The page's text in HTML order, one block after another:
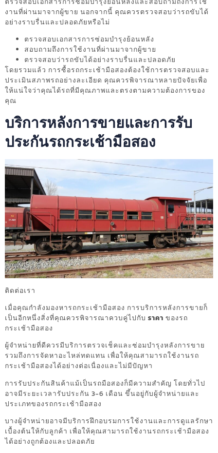
งานที่ผ่านมาจากผู้ขาย นอกจากนี้ คุณควรตรวจสอบว่ารถขับได้
อย่างราบรื่นและปลอดภัยหรือไม่
ตรวจสอบเอกสารการซ่อมบำรุงย้อนหลัง
สอบถามถึงการใช้งานที่ผ่านมาจากผู้ขาย
ตรวจสอบว่ารถขับได้อย่างราบรื่นและปลอดภัย
โดยรวมแล้ว การซื้อรถกระเช้ามือสองต้องใช้การตรวจสอบและ
ประเมินสภาพรถอย่างละเอียด คุณควรพิจารณาหลายปัจจัยเพื่อ
ให้แน่ใจว่าคุณได้รถที่มีคุณภาพและตรงตามความต้องการของ
คุณ
บริการหลังการขายและการรับ
ประกันรถกระเช้ามือสอง
ติดต่อเรา
เมื่อคุณกำลังมองหารถกระเช้ามือสอง การบริการหลังการขายก็
เป็นอีกหนึ่งสิ่งที่คุณควรพิจารณาควบคู่ไปกับ ราคา ของรถ
กระเช้ามือสอง
ผู้จำหน่ายที่ดีควรมีบริการตรวจเช็คและซ่อมบำรุงหลังการขาย
รวมถึงการจัดหาอะไหล่ทดแทน เพื่อให้คุณสามารถใช้งานรถ
กระเช้ามือสองได้อย่างต่อเนื่องและไม่มีปัญหา
การรับประกันสินค้าแม้เป็นรถมือสองก็มีความสำคัญ โดยทั่วไป
อาจมีระยะเวลารับประกัน 3-6 เดือน ขึ้นอยู่กับผู้จำหน่ายและ
ประเภทของรถกระเช้ามือสอง
บางผู้จำหน่ายอาจมีบริการฝึกอบรมการใช้งานและการดูแลรักษา
เบื้องต้นให้กับลูกค้า เพื่อให้คุณสามารถใช้งานรถกระเช้ามือสอง
ได้อย่างถูกต้องและปลอดภัย